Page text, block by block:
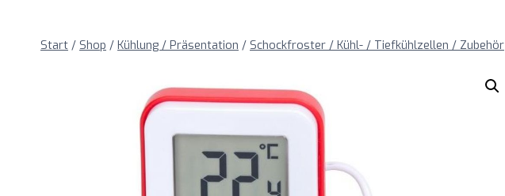
Start / Shop / Kühlung / Präsentation / Schockfroster / Kühl- / Tiefkühlzellen / Zubehör